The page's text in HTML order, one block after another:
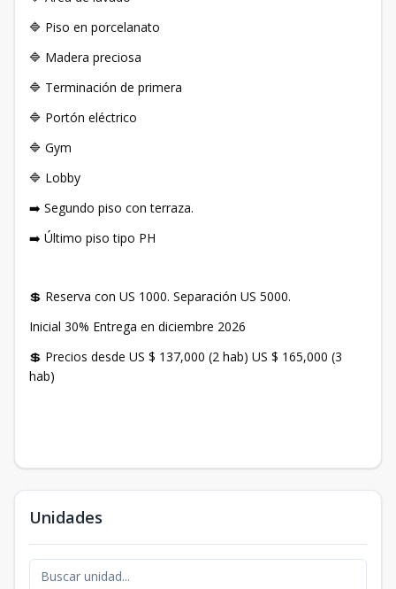
🔷 Piso en porcelanato
🔷 Madera preciosa
🔷 Terminación de primera
🔷 Portón eléctrico
🔷 Gym
🔷 Lobby
➡️ Segundo piso con terraza.
➡️ Último piso tipo PH
💲 Reserva con US 1000. Separación US 5000.
Inicial 30% Entrega en diciembre 2026
💲 Precios desde US $ 137,000 (2 hab) US $ 165,000 (3
hab)
Unidades